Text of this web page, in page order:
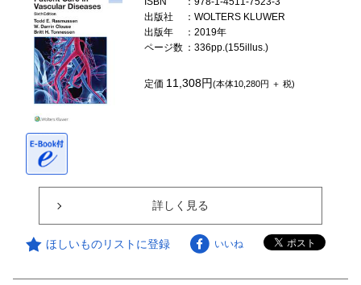
出版社
：WOLTERS KLUWER
出版年
：2019年
ページ数 ：336pp.(155illus.)
定価 11,308円(本体10,280円 ＋ 税)
詳しく見る
ほしいものリストに登録 いいね